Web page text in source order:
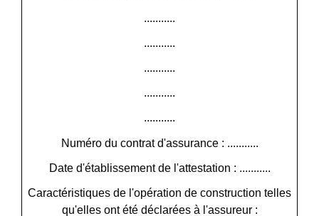
...........
...........
...........
...........
...........
Numéro du contrat d'assurance : ...........
Date d'établissement de l'attestation : ...........
Caractéristiques de l'opération de construction telles
qu'elles ont été déclarées à l'assureur :